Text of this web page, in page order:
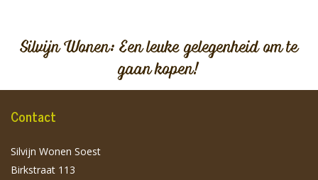
Silvijn Wonen: Een leuke gelegenheid om te
gaan kopen!
Contact
Silvijn Wonen Soest
Birkstraat 113